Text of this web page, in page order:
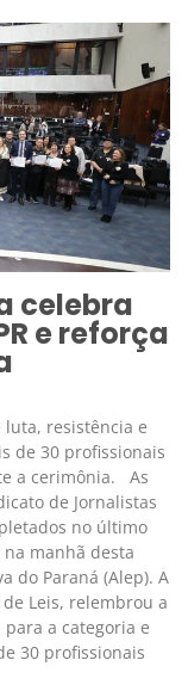
celebra
e reforça
luta, resistência e
de 30 profissionais
a cerimônia. As
de Jornalistas
no último
manhã desta
do Paraná (Alep). A
Leis, relembrou a
a categoria e
30 profissionais